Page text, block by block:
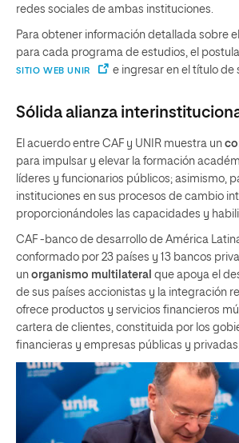
redes sociales de ambas instituciones.
Para obtener información detallada sobre
para cada programa de estudios, el
SITIO WEB UNIR e ingresar en el título de
Sólida alianza
El acuerdo entre CAF y UNIR muestra un
para impulsar y elevar la formación
líderes y funcionarios públicos; asimismo,
instituciones en sus procesos de cambio
proporcionándoles las capacidades y
CAF -banco de desarrollo de América
conformado por 23 países y 13 bancos
un organismo multilateral que apoya el
de sus países accionistas y la integración
ofrece productos y servicios financieros
cartera de clientes, constituida por los
financieras y empresas públicas y privadas.